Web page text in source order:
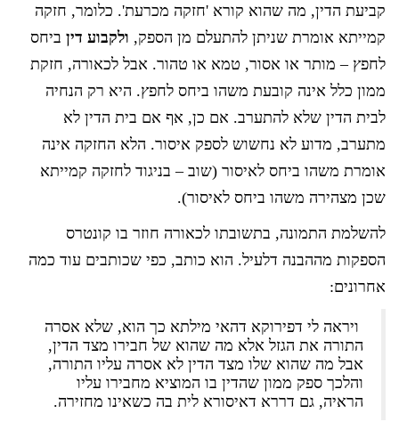
קביעת הדין, מה שהוא קורא 'חזקה מכרעת'. כלומר, חזקה
קמייתא אומרת שניתן להתעלם מן הספק, ולקבוע דין ביחס
לחפץ – מותר או אסור, טמא או טהור. אבל לכאורה, חזקת
ממון כלל אינה קובעת משהו ביחס לחפץ. היא רק הנחיה
לבית הדין שלא להתערב. אם כן, אף אם בית הדין לא
מתערב, מדוע לא נחשוש לספק איסור. הלא החזקה אינה
אומרת משהו ביחס לאיסור (שוב – בניגוד לחזקה קמייתא
שכן מצהירה משהו ביחס לאיסור).
להשלמת התמונה, בתשובתו לכאורה חוזר בו קונטרס
הספקות מההבנה דלעיל. הוא כותב, כפי שכותבים עוד כמה
אחרונים:
ויראה לי דפירוקא דהאי מילתא כך הוא, שלא אסרה
התורה את הגזל אלא מה שהוא של חבירו מצד הדין,
אבל מה שהוא שלו מצד הדין לא אסרה עליו התורה,
והלכך ספק ממון שהדין בו המוציא מחבירו עליו
הראיה, גם דררא דאיסורא לית בה כשאינו מחזירה.